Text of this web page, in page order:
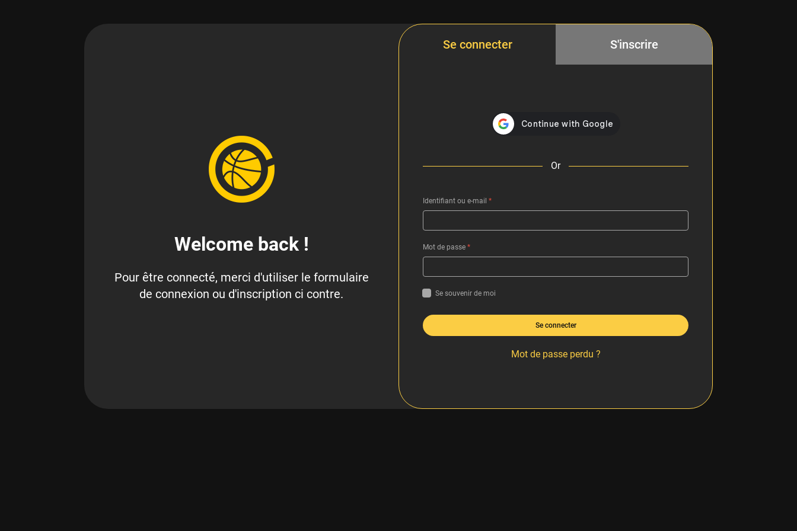
Welcome back !
Pour être connecté, merci d'utiliser le formulaire
de connexion ou d'inscription ci contre.
Se connecter S'inscrire
Or
Identifiant ou e-mail *
Mot de passe *
Se souvenir de moi
Se connecter
Mot de passe perdu ?